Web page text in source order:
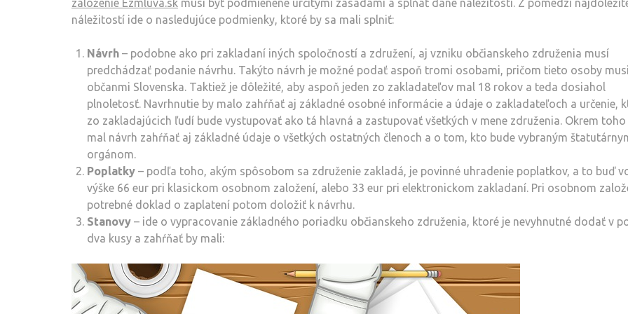
založenie Ezmluva.sk musí byť podmienené určitými zásadami a spĺňať dané náležitosti. Z pomedzi
náležitostí ide o nasledujúce podmienky, ktoré by sa mali splniť:
Návrh – podobne ako pri zakladaní iných spoločností a združení, aj vzniku občianskeho združenia musí
predchádzať podanie návrhu. Takýto návrh je možné podať aspoň tromi osobami, pričom tieto osoby
občanmi Slovenska. Taktiež je dôležité, aby aspoň jeden zo zakladateľov mal 18 rokov a teda dosiahol
plnoletosť. Navrhnutie by malo zahŕňať aj základné osobné informácie a údaje o zakladateľoch a určenie,
zo zakladajúcich ľudí bude vystupovať ako tá hlavná a zastupovať všetkých v mene združenia. Okrem toho
mal návrh zahŕňať aj základné údaje o všetkých ostatných členoch a o tom, kto bude vybraným
orgánom.
Poplatky – podľa toho, akým spôsobom sa združenie zakladá, je povinné uhradenie poplatkov, a to buď
výške 66 eur pri klasickom osobnom založení, alebo 33 eur pri elektronickom zakladaní. Pri osobnom
potrebné doklad o zaplatení potom doložiť k návrhu.
Stanovy – ide o vypracovanie základného poriadku občianskeho združenia, ktoré je nevyhnutné dodať v
dva kusy a zahŕňať by mali: